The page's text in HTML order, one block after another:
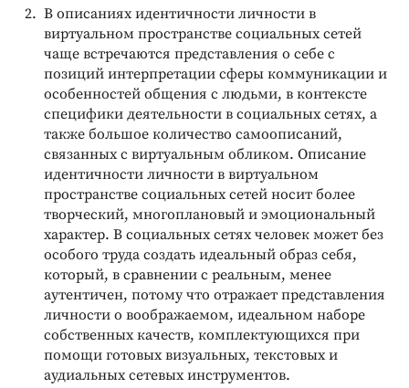
В описаниях идентичности личности в
виртуальном пространстве социальных сетей
чаще встречаются представления о себе с
позиций интерпретации сферы коммуникации и
особенностей общения с людьми, в контексте
специфики деятельности в социальных сетях, а
также большое количество самоописаний,
связанных с виртуальным обликом. Описание
идентичности личности в виртуальном
пространстве социальных сетей носит более
творческий, многоплановый и эмоциональный
характер. В социальных сетях человек может без
особого труда создать идеальный образ себя,
который, в сравнении с реальным, менее
аутентичен, потому что отражает представления
личности о воображаемом, идеальном наборе
собственных качеств, комплектующихся при
помощи готовых визуальных, текстовых и
аудиальных сетевых инструментов.